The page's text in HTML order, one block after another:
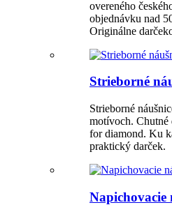
overeného
objednávku nad
Originálne
Strieborné
Strieborné
motívoch. Chutné
for diamond. Ku
praktický darček.
Napichovacie